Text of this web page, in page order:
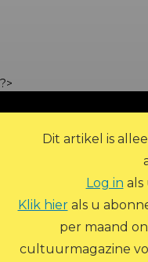
Dit artikel is
Log in als
Klik hierals u
per maand
cultuurmagazine
?>
© 2026 Zout Magazine.